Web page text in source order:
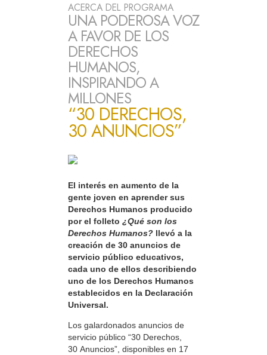
ACERCA DEL PROGRAMA
UNA PODEROSA VOZ
A FAVOR DE LOS
DERECHOS
HUMANOS,
INSPIRANDO A
MILLONES
“30 DERECHOS,
30 ANUNCIOS”
El interés en aumento de la
gente joven en aprender sus
Derechos Humanos producido
por el folleto ¿Qué son los
Derechos Humanos? llevó a la
creación de 30 anuncios de
servicio público educativos,
cada uno de ellos describiendo
uno de los Derechos Humanos
establecidos en la Declaración
Universal.
Los galardonados anuncios de
servicio público “30 Derechos,
30 Anuncios”, disponibles en 17